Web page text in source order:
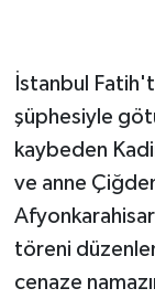
İstanbul
şüphesiyle
kaybeden
ve anne
töreni
cenaze
Siyaset
Sokak
Sonsöz
Spor